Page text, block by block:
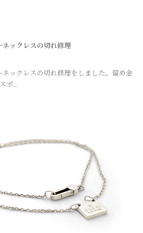
ネックレスの切れ修理
ネックレスの切れ修理をしました。留め金
ポ...